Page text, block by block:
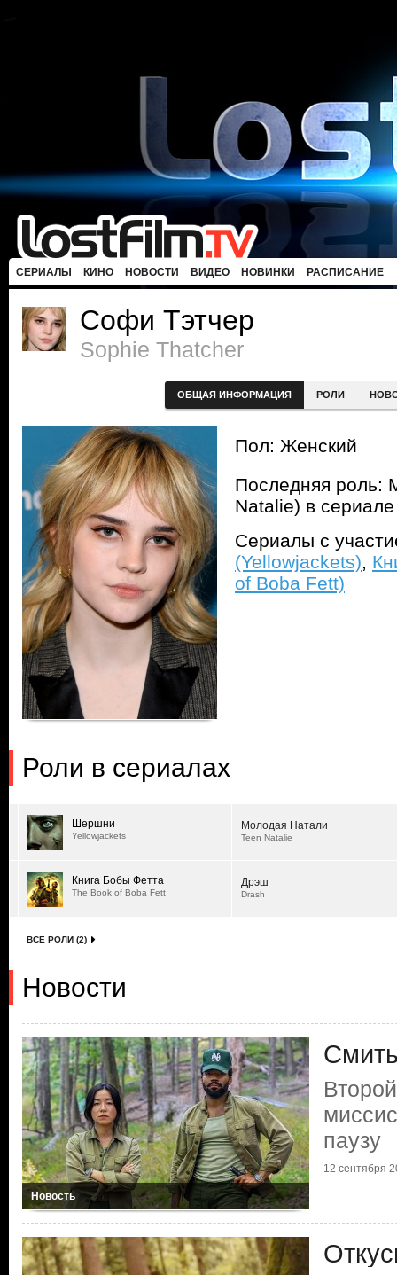
СЕРИАЛЫ КИНО НОВОСТИ ВИДЕО НОВИНКИ РАСПИСАНИЕ
Софи Тэтчер
Sophie Thatcher
ОБЩАЯ ИНФОРМАЦИЯ РОЛИ
Пол: Женский
Последняя роль:
Natalie) в
Сериалы с
(Yellowjackets),
of Boba Fett)
Роли в сериалах
Шершни
Yellowjackets
Молодая Натали
Teen Natalie
Книга Бобы Фетта
The Book of Boba Fett
Дрэш
Drash
ВСЕ РОЛИ (2)
Новости
Новость
паузу
12 сентября